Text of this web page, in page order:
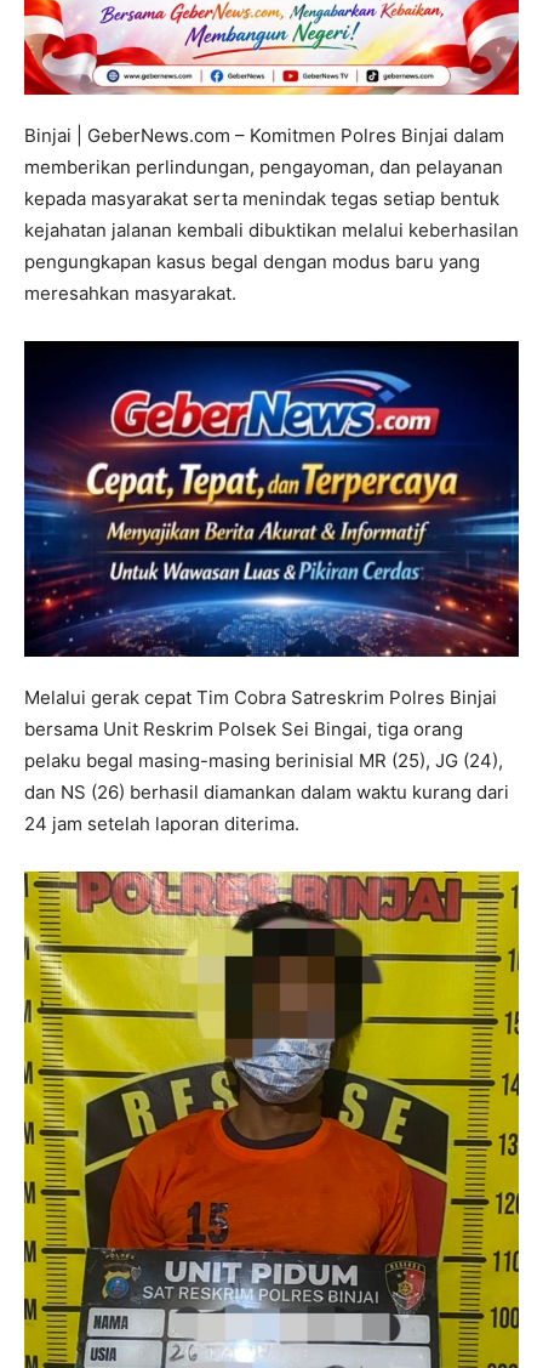
Binjai | GeberNews.com – Komitmen Polres Binjai dalam
memberikan perlindungan, pengayoman, dan pelayanan
kepada masyarakat serta menindak tegas setiap bentuk
kejahatan jalanan kembali dibuktikan melalui keberhasilan
pengungkapan kasus begal dengan modus baru yang
meresahkan masyarakat.
Melalui gerak cepat Tim Cobra Satreskrim Polres Binjai
bersama Unit Reskrim Polsek Sei Bingai, tiga orang
pelaku begal masing-masing berinisial MR (25), JG (24),
dan NS (26) berhasil diamankan dalam waktu kurang dari
24 jam setelah laporan diterima.